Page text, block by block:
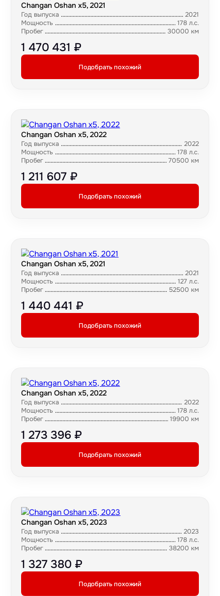
Changan Oshan x5, 2021
Год выпуска
2021
Мощность
178 л.с.
Пробег
30000 км
1 470 431 ₽
Подобрать похожий
Changan Oshan x5, 2022
Год выпуска
2022
Мощность
178 л.с.
Пробег
70500 км
1 211 607 ₽
Подобрать похожий
Changan Oshan x5, 2021
Год выпуска
2021
Мощность
127 л.с.
Пробег
52500 км
1 440 441 ₽
Подобрать похожий
Changan Oshan x5, 2022
Год выпуска
2022
Мощность
178 л.с.
Пробег
19900 км
1 273 396 ₽
Подобрать похожий
Changan Oshan x5, 2023
Год выпуска
2023
Мощность
178 л.с.
Пробег
38200 км
1 327 380 ₽
Подобрать похожий